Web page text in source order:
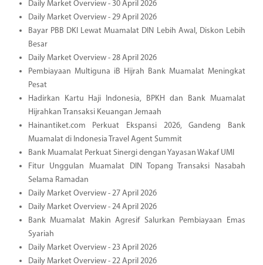
Daily Market Overview - 30 April 2026
Daily Market Overview - 29 April 2026
Bayar PBB DKI Lewat Muamalat DIN Lebih Awal, Diskon Lebih
Besar
Daily Market Overview - 28 April 2026
Pembiayaan Multiguna iB Hijrah Bank Muamalat Meningkat
Pesat
Hadirkan Kartu Haji Indonesia, BPKH dan Bank Muamalat
Hijrahkan Transaksi Keuangan Jemaah
Hainantiket.com Perkuat Ekspansi 2026, Gandeng Bank
Muamalat di Indonesia Travel Agent Summit
Bank Muamalat Perkuat Sinergi dengan Yayasan Wakaf UMI
Fitur Unggulan Muamalat DIN Topang Transaksi Nasabah
Selama Ramadan
Daily Market Overview - 27 April 2026
Daily Market Overview - 24 April 2026
Bank Muamalat Makin Agresif Salurkan Pembiayaan Emas
Syariah
Daily Market Overview - 23 April 2026
Daily Market Overview - 22 April 2026